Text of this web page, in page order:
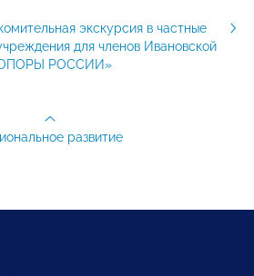
экскурсия в частные
для членов Ивановской
РОССИИ»
развитие